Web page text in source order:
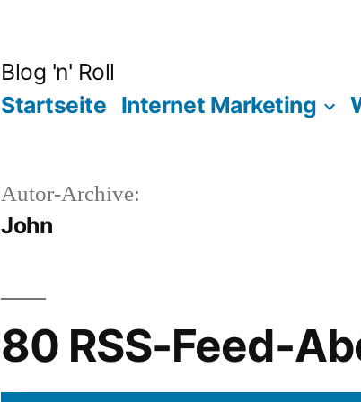
Blog 'n' Roll
Startseite Internet Marketing
Autor-Archive:
John
80 RSS-Feed-